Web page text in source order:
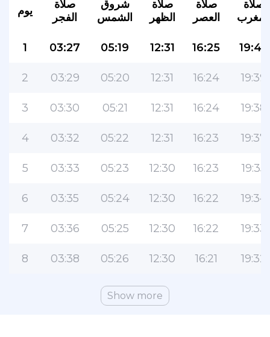
يوم
صلاة
الفجر
شروق
الشمس
صلاة
الظهر
صلاة
العصر
صلاة
المغرب
1 03:27 05:19 12:31 16:25 19:40
2 03:29 05:20 12:31 16:24 19:39
3 03:30 05:21 12:31 16:24 19:38
4 03:32 05:22 12:31 16:23 19:37
5 03:33 05:23 12:30 16:23 19:35
6 03:35 05:24 12:30 16:22 19:34
7 03:36 05:25 12:30 16:22 19:33
8 03:38 05:26 12:30 16:21 19:32
Show more